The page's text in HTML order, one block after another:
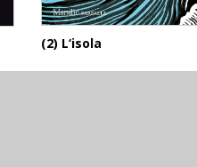
(2) L‘isola